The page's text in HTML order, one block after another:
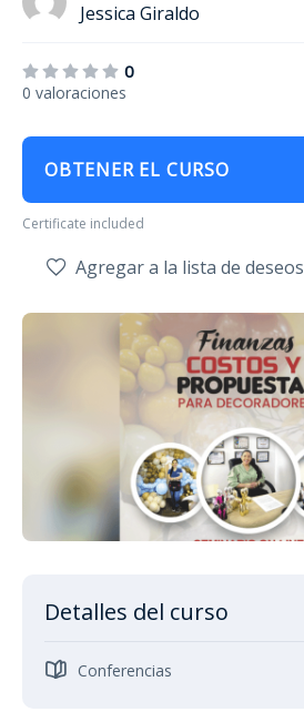
Jessica Giraldo
0
0 valoraciones
OBTENER EL CURSO
Certificate included
Agregar a la lista de deseos
Detalles del curso
Conferencias